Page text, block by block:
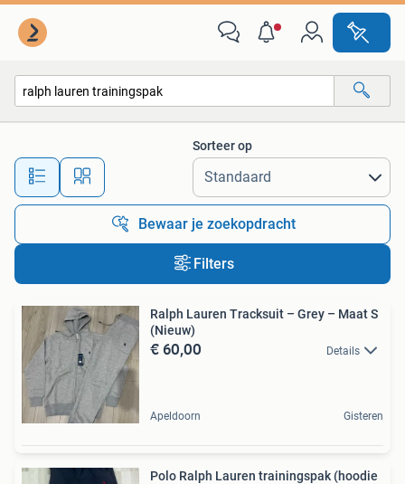
Alle afstanden…
Sorteer op
Bewaar je zoekopdracht
Filters
Ralph Lauren Tracksuit – Grey – Maat S
(Nieuw)
€ 60,00 Details
Apeldoorn Gisteren
Polo Ralph Lauren trainingspak (hoodie